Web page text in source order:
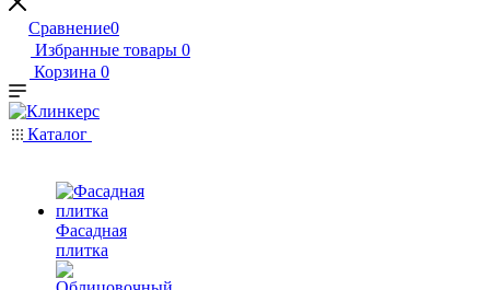
Сравнение0
Избранные товары 0
Корзина 0
Каталог
Фасадная
плитка